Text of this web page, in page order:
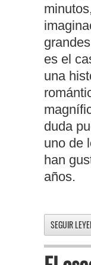
es el
una
duda
uno de
han
años.
SEGUIR